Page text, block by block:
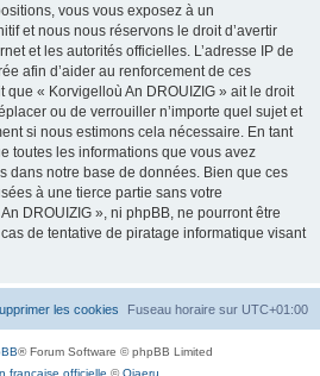
vous vous exposez à un
et nous nous réservons le droit d’avertir
et les autorités officielles. L’adresse IP de
afin d’aider au renforcement de ces
que « Korvigelloù An DROUIZIG » ait le droit
ou de verrouiller n’importe quel sujet et
si nous estimons cela nécessaire. En tant
toutes les informations que vous avez
dans notre base de données. Bien que ces
à une tierce partie sans votre
DROUIZIG », ni phpBB, ne pourront être
de tentative de piratage informatique visant
Fuseau horaire sur UTC+01:00
les cookies
® Forum Software © phpBB Limited
française officielle ©Qiaeru